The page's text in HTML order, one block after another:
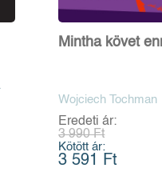
Mintha követ
Wojciech Tochman
Eredeti ár:
3 990 Ft
Kötött ár:
3 591 Ft